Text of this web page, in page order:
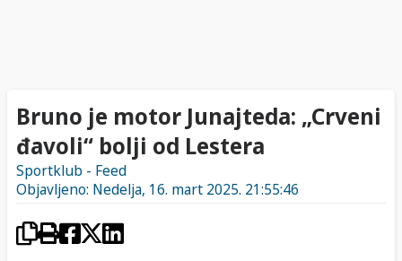
Bruno je motor Junajteda: „Crveni
đavoli“ bolji od Lestera
Sportklub - Feed
Objavljeno: Nedelja, 16. mart 2025. 21:55:46